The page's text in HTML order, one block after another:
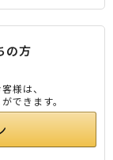
の方
様は、
できます。